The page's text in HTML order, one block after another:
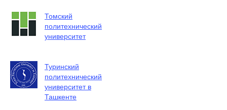
Томский
политехнический
университет
Туринский
политехнический
университет в
Ташкенте